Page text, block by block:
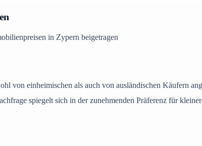
in Zypern beigetragen
von einheimischen als auch von ausländischen Käufern
spiegelt sich in der zunehmenden Präferenz für